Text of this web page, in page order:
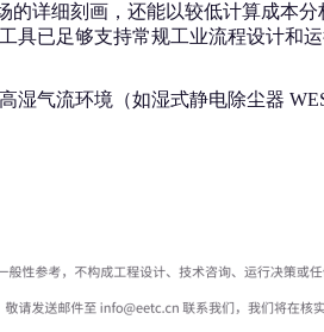
详细刻画，还能以较低计算成本
已足够支持常规工业流程设计和运
气流环境（如湿式静电除尘器